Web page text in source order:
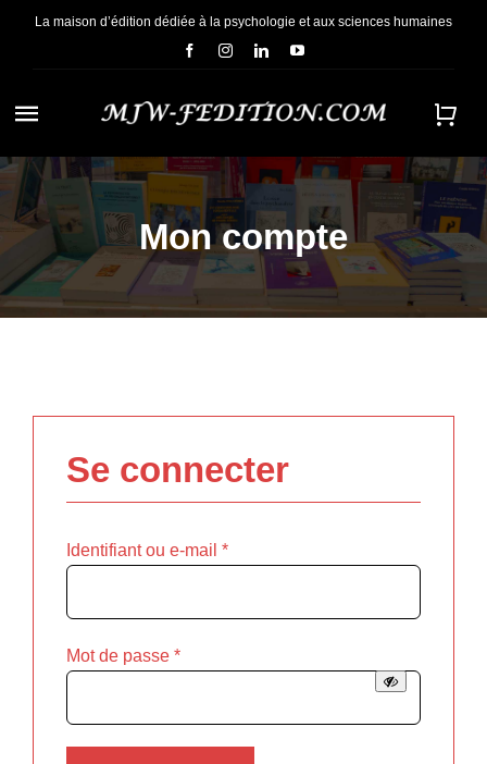
PasserLa maison d’édition dédiée à la psychologie et aux sciences humaines
Navigation
à
bascule
ACCUEIL
NOUS CONNAÎTRE
E-BOOKS
Mon compte
Se connecter
Identifiant ou e-mail *Obligatoire
Mot de passe *Obligatoire